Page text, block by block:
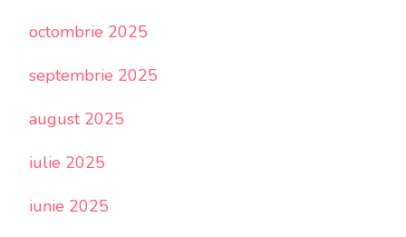
octombrie 2025
septembrie 2025
august 2025
iulie 2025
iunie 2025